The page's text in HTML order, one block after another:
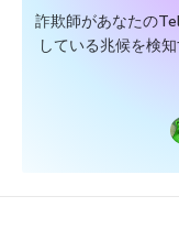
詐欺師があなたの
している兆候を検